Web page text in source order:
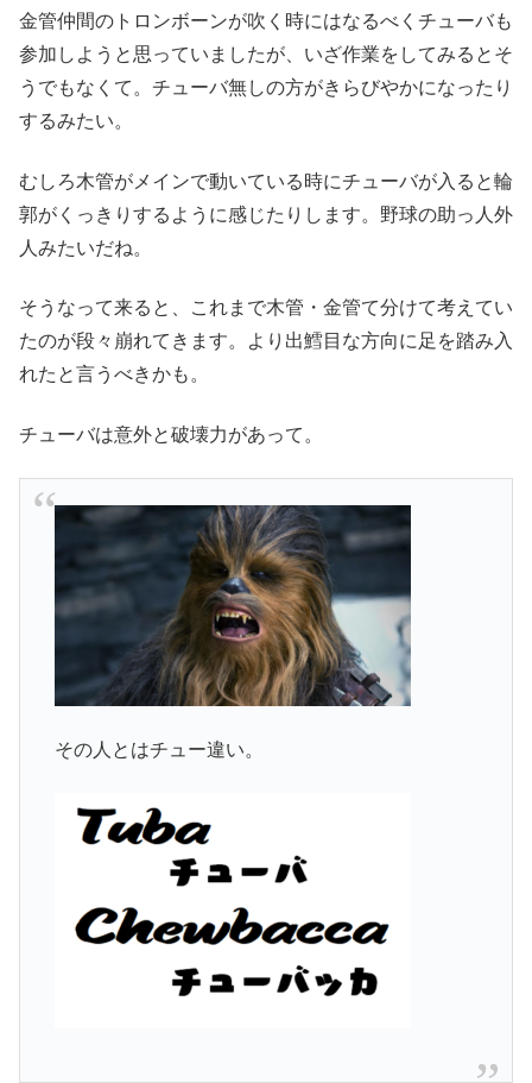
金管仲間のトロンボーンが吹く時にはなるべくチューバも
参加しようと思っていましたが、いざ作業をしてみるとそ
うでもなくて。チューバ無しの方がきらびやかになったり
するみたい。
むしろ木管がメインで動いている時にチューバが入ると輪
郭がくっきりするように感じたりします。野球の助っ人外
人みたいだね。
そうなって来ると、これまで木管・金管て分けて考えてい
たのが段々崩れてきます。より出鱈目な方向に足を踏み入
れたと言うべきかも。
チューバは意外と破壊力があって。
その人とはチュー違い。